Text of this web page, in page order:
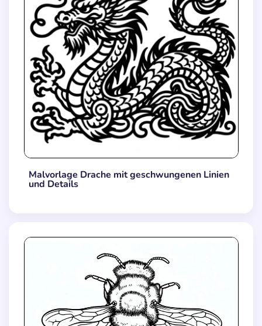
Malvorlage Drache mit geschwungenen Linien
und Details